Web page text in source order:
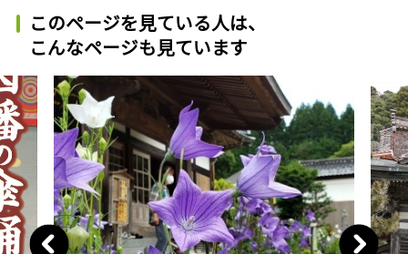
このページを見ている人は、
こんなページも見ています